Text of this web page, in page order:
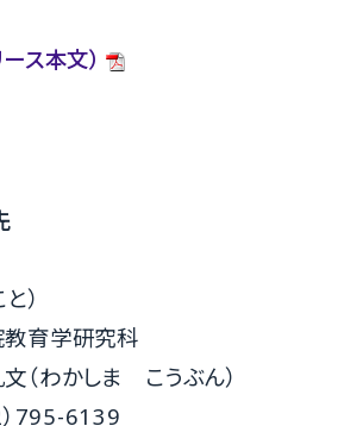
ス本文）
）
育学研究科
わかしま こうぶん）
）795-6139